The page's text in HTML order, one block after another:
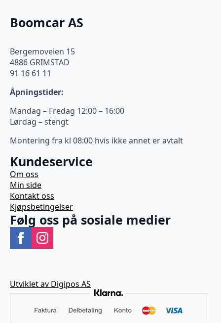
Boomcar AS
Bergemoveien 15
4886 GRIMSTAD
91 16 61 11
Åpningstider:
Mandag – Fredag 12:00 – 16:00
Lørdag – stengt
Montering fra kl 08:00 hvis ikke annet er avtalt
Kundeservice
Om oss
Min side
Kontakt oss
Kjøpsbetingelser
Følg oss på sosiale medier
Utviklet av Digipos AS